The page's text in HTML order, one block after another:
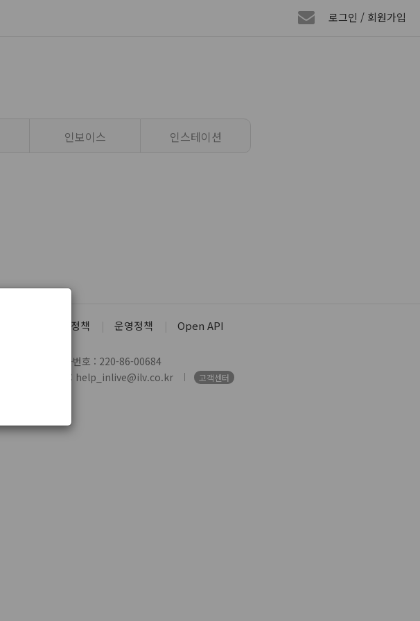
로그인 / 회원가입
인보이스 인스테이션
청소년 보호정책 운영정책 Open API
사업자번호 : 220-86-00684
제휴/문의 : help_inlive@ilv.co.kr 고객센터